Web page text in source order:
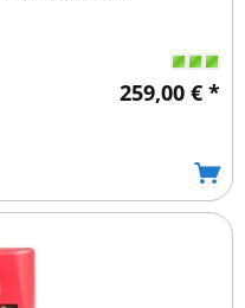
259,00 € *